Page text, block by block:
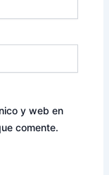
y web en
comente.